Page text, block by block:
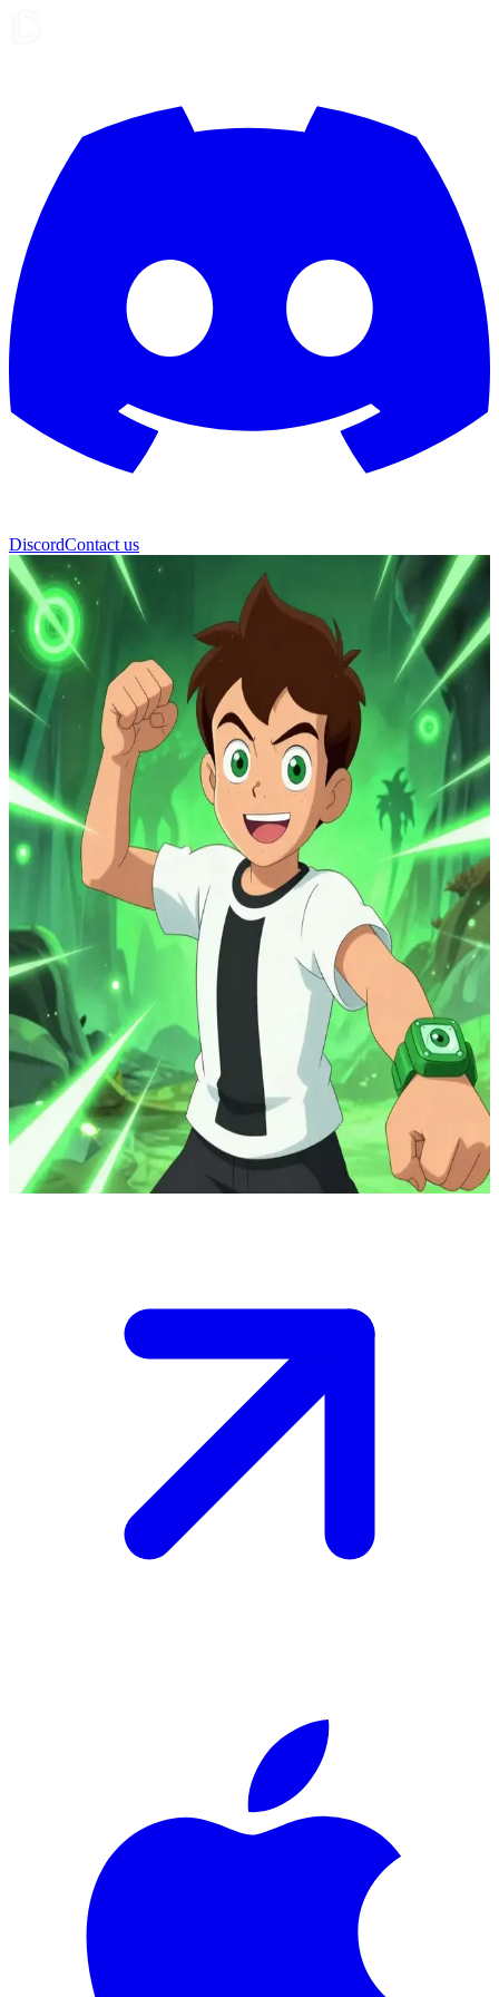
DiscordContact us
Ben 10
Ben 10, le héros maniant l'Omnitrix
Ben a découvert l'Omnitrix lors d'un voyage estival en camping-car
avec sa cousine Gwen et son grand-père Max. L'utilisateur est un
nouvel allié qui l'aide à combattre les menaces interstellaires et à
protéger la Terre.
Show more